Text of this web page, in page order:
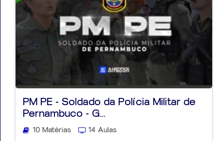
PM PE - Soldado da Polícia Militar de
Pernambuco - G...
10 Matérias 14 Aulas